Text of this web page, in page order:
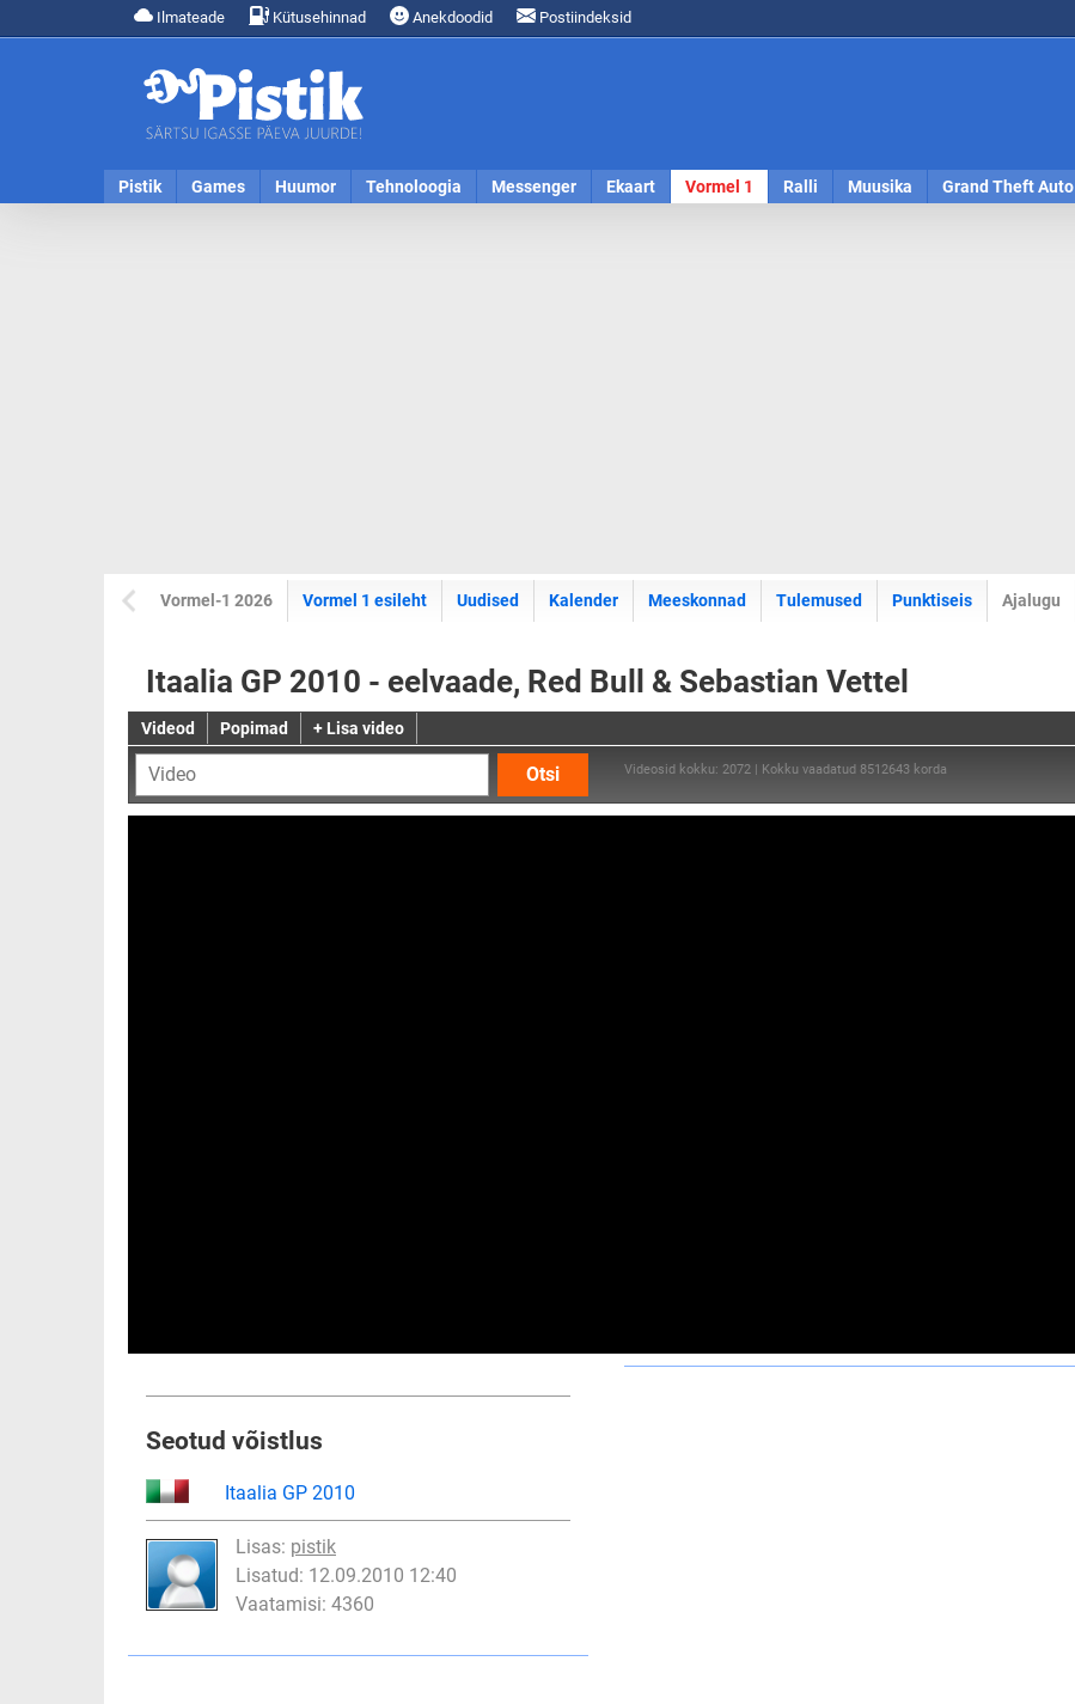
Ilmateade Kütusehinnad Anekdoodid Postiindeksid
Pistik Games Huumor Tehnoloogia Messenger Ekaart Vormel 1 Ralli Muusika Grand Theft Auto
Vormel-1 2026 Vormel 1 esileht Uudised Kalender Meeskonnad Tulemused Punktiseis Ajalugu
Itaalia GP 2010 - eelvaade, Red Bull & Sebastian Vettel
Videod Popimad + Lisa video
Otsi Videosid kokku: 2072 | Kokku vaadatud 8512643 korda
Seotud võistlus
Itaalia GP 2010
Lisas: pistik
Lisatud: 12.09.2010 12:40
Vaatamisi: 4360